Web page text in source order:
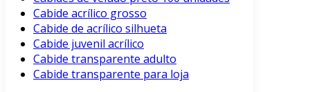
Cabide acrílico grosso
Cabide de acrílico silhueta
Cabide juvenil acrílico
Cabide transparente adulto
Cabide transparente para loja